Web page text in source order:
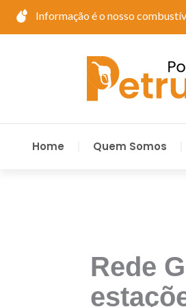
para
Informação é o nosso
Home Quem Somos
Rede